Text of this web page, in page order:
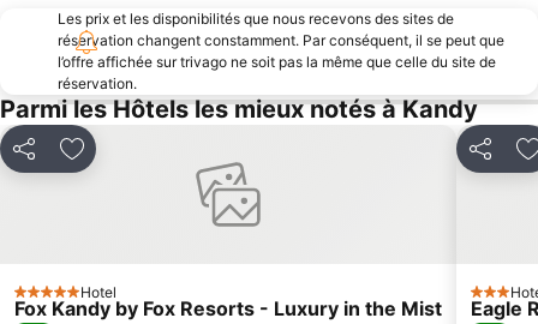
Les prix et les disponibilités que nous recevons des sites de
réservation changent constamment. Par conséquent, il se peut que
l’offre affichée sur trivago ne soit pas la même que celle du site de
réservation.
Parmi les Hôtels les mieux notés à Kandy
PartagerAjouter à mes favoris
5 ÉtoilesHotel
Fox Kandy by Fox Resorts - Luxury in the Mist
Partager
3 Étoiles
Eagle